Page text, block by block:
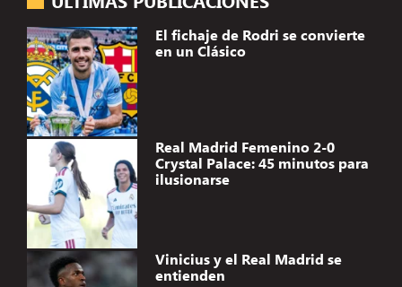
El fichaje de Rodri se convierte
en un Clásico
Real Madrid Femenino 2-0
Crystal Palace: 45 minutos para
ilusionarse
Vinicius y el Real Madrid se
entienden